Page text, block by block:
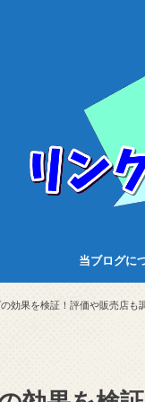
当ブログに
効果を検証！評価や販売店も